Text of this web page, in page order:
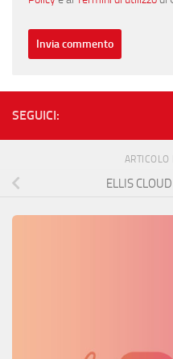
SEGUICI:
ARTICOLO
ELLIS